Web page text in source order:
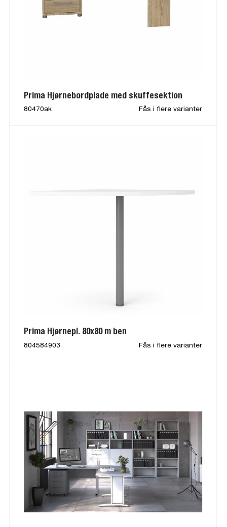
Prima Hjørnebordplade med skuffesektion
80470ak Fås i flere varianter
Prima Hjørnepl. 80x80 m ben
804584903 Fås i flere varianter